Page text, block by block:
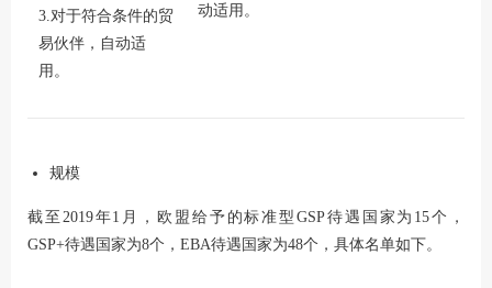
3.对于符合条件的贸
易伙伴，自动适
用。
动适用。
规模
截至2019年1月，欧盟给予的标准型GSP待遇国家为15个，
GSP+待遇国家为8个，EBA待遇国家为48个，具体名单如下。